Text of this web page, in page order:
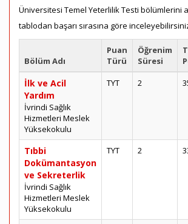
Üniversitesi Temel Yeterlilik Testi bölümlerini
tablodan başarı sırasına göre
Bölüm Adı
Puan
Türü
Öğrenim
Süresi
İlk ve Acil
Yardım
İvrindi Sağlık
Hizmetleri Meslek
Yüksekokulu
TYT 2
Tıbbi
Dokümantasyon
ve Sekreterlik
İvrindi Sağlık
Hizmetleri Meslek
Yüksekokulu
TYT 2